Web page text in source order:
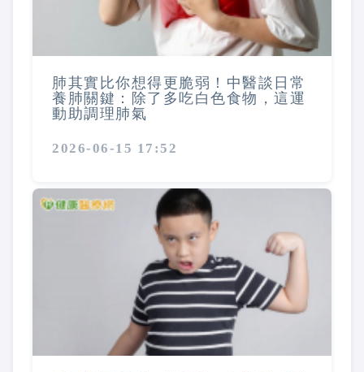
肺其實比你想得更脆弱！中醫談日常
養肺關鍵：除了多吃白色食物，這運
動助調理肺氣
2026-06-15 17:52